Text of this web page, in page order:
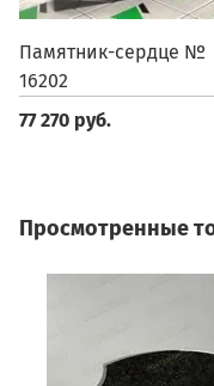
Памятник-сердце №
16202
77 270 руб.
Просмотренные